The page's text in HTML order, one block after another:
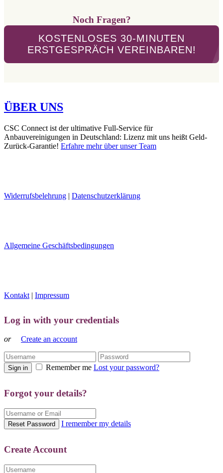
Noch Fragen?
KOSTENLOSES 30-MINUTEN
ERSTGESPRÄCH VEREINBAREN!
ÜBER UNS
CSC Connect ist der ultimative Full-Service für
Anbauvereinigungen in Deutschland: Lizenz mit uns heißt Geld-
Zurück-Garantie! Erfahre mehr über unser Team
Widerrufsbelehrung | Datenschutzerklärung
Allgemeine Geschäftsbedingungen
Kontakt | Impressum
Log in with your credentials
or Create an account
Sign in Remember me Lost your password?
Forgot your details?
Reset Password I remember my details
Create Account